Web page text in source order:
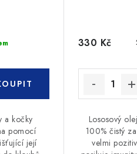
a kočky
pomocí
její
330 Kč
Lososový
100% čistý
velmi